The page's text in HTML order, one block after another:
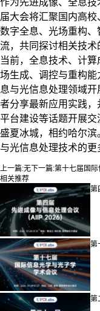
届大会将汇聚国内高校
数字全息、光场重构
流，共同探讨相关技术
当前，全息技术、计
场生成、调控与重构
息与光信息处理领域
者分享最新应用实践
平台建设等话题开展交
盛夏冰城，相约哈尔
与光信息处理技术的更
上一篇:无下一篇:第十七届国际
相关推荐
第
第
第